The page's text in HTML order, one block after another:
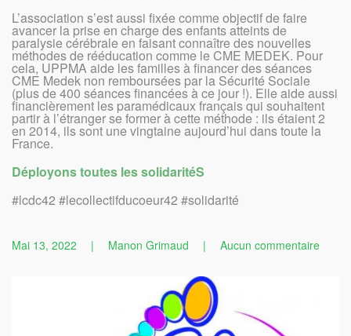
L’association s’est aussi fixée comme objectif de faire
avancer la prise en charge des enfants atteints de
paralysie cérébrale en faisant connaître des nouvelles
méthodes de rééducation comme le CME MEDEK. Pour
cela, UPPMA aide les familles à financer des séances
CME Medek non remboursées par la Sécurité Sociale
(plus de 400 séances financées à ce jour !). Elle aide aussi
financièrement les paramédicaux français qui souhaitent
partir à l’étranger se former à cette méthode : ils étaient 2
en 2014, ils sont une vingtaine aujourd’hui dans toute la
France.
Déployons toutes les solidaritéS
#lcdc42 #lecollectifducoeur42 #solidarité
Mai 13, 2022 | Manon Grimaud | Aucun commentairesur